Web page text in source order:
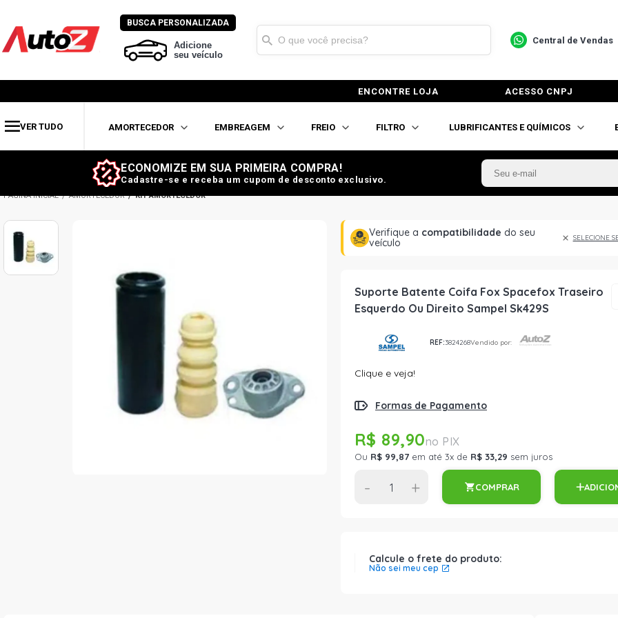
BUSCA PERSONALIZADA
Adicione
seu veículo
Central de Vendas
ENCONTRE LOJA ACESSO CNPJ
VER TUDO AMORTECEDOR EMBREAGEM FREIO FILTRO LUBRIFICANTES E QUÍMICOS
ECONOMIZE EM SUA PRIMEIRA COMPRA!
Cadastre-se e receba um cupom de desconto exclusivo.
AMORTECEDOR KIT AMORTECEDOR
Verifique a compatibilidade do seu
veículo
SELECIONE
Suporte Batente Coifa Fox Spacefox Traseiro
Esquerdo Ou Direito Sampel Sk429S
REF:3824268Vendido por:
Clique e veja!
Formas de Pagamento
R$ 89,90
Ou R$ 99,87 em até 3x de R$ 33,29 sem juros
- + COMPRAR
Calcule o frete do produto:
Não sei meu cep